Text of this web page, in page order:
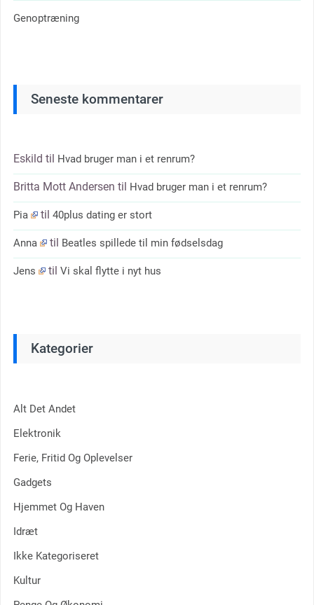
Genoptræning
Seneste kommentarer
Eskild til Hvad bruger man i et renrum?
Britta Mott Andersen til Hvad bruger man i et renrum?
Pia til40plus dating er stort
Anna til Beatles spillede til min fødselsdag
Jens tilVi skal flytte i nyt hus
Kategorier
Alt Det Andet
Elektronik
Ferie, Fritid Og Oplevelser
Gadgets
Hjemmet Og Haven
Idræt
Ikke Kategoriseret
Kultur